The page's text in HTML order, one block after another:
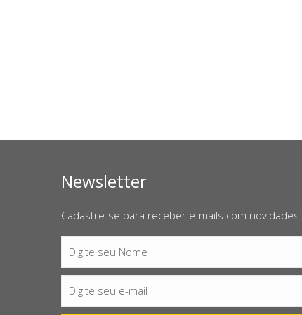
Newsletter
Cadastre-se para receber e-mails com novidades:
Nome
Digite seu Nome
E-
mail
Digite seu e-mail